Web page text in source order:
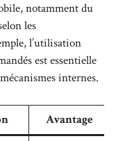
notamment du
les
l’utilisation
est essentielle
internes.
Avantage